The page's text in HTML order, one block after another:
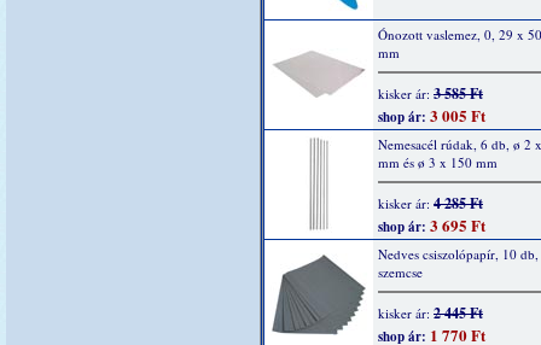
Ónozott vaslemez, 0, 29 x
mm
kisker ár: 3 585 Ft
shop ár: 3 005 Ft
Nemesacél rúdak, 6 db, ø 2
mm és ø 3 x 150 mm
kisker ár: 4 285 Ft
shop ár: 3 695 Ft
Nedves csiszolópapír, 10
szemcse
kisker ár: 2 445 Ft
shop ár: 1 770 Ft